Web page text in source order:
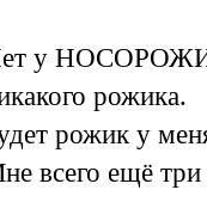
у
рожика.
рожик у
всего ещё три